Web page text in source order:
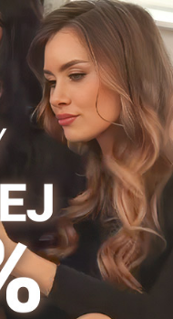
a způsobují pocit
na cvičení LET'S
i ty nejodvážnější
Športové legíny
WhatsApp
mail